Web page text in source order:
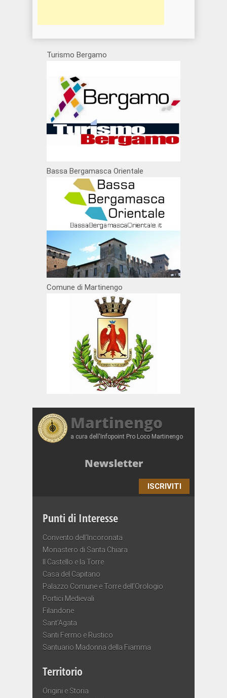
Turismo Bergamo
Bassa Bergamasca Orientale
Comune di Martinengo
Martinengo
a cura dell'Infopoint Pro Loco Martinengo
Newsletter
ISCRIVITI
Punti di Interesse
Convento dell’Incoronata
Monastero di Santa Chiara
Il Castello e la Torre
Casa del Capitano
Palazzo Comune e Torre dell’Orologio
Portici Medievali
Filandone
Sant’Agata
Santi Fermo e Rustico
Santuario Madonna della Fiamma
Territorio
Origini e Storia